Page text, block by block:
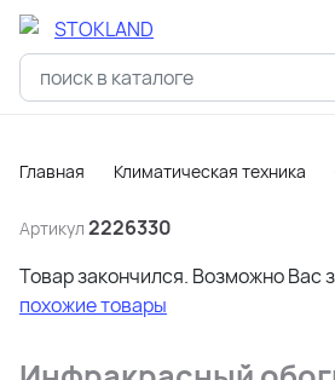
Главная Климатическая техника
Артикул 2226330
Товар закончился. Возможно Вас
похожие товары